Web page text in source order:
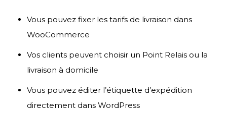
Vous pouvez fixer les tarifs de livraison dans
WooCommerce
Vos clients peuvent choisir un Point Relais ou la
livraison à domicile
Vous pouvez éditer l’étiquette d’expédition
directement dans WordPress